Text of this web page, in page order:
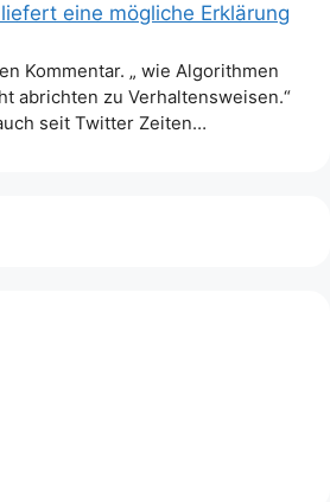
eine mögliche Erklärung
Kommentar. „ wie Algorithmen
abrichten zu Verhaltensweisen.“
seit Twitter Zeiten…